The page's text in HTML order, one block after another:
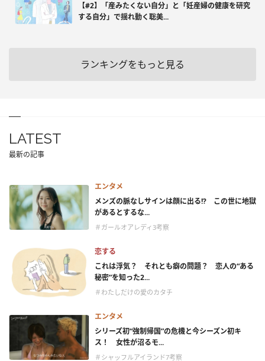
【#2】「産みたくない自分」と「妊産婦の健康を研究
する自分」で揺れ動く聡美...
ランキングをもっと見る
LATEST
最新の記事
エンタメ
メンズの脈なしサインは顔に出る!? この世に地獄
があるとするな...
＃ガールオアレディ3考察
恋する
これは浮気？ それとも癖の問題？ 恋人の“ある
秘密”を知った2...
＃わたしだけの愛のカタチ
エンタメ
シリーズ初“強制帰国”の危機と今シーズン初キ
ス！ 女性が沼るモ...
＃シャッフルアイランド7考察